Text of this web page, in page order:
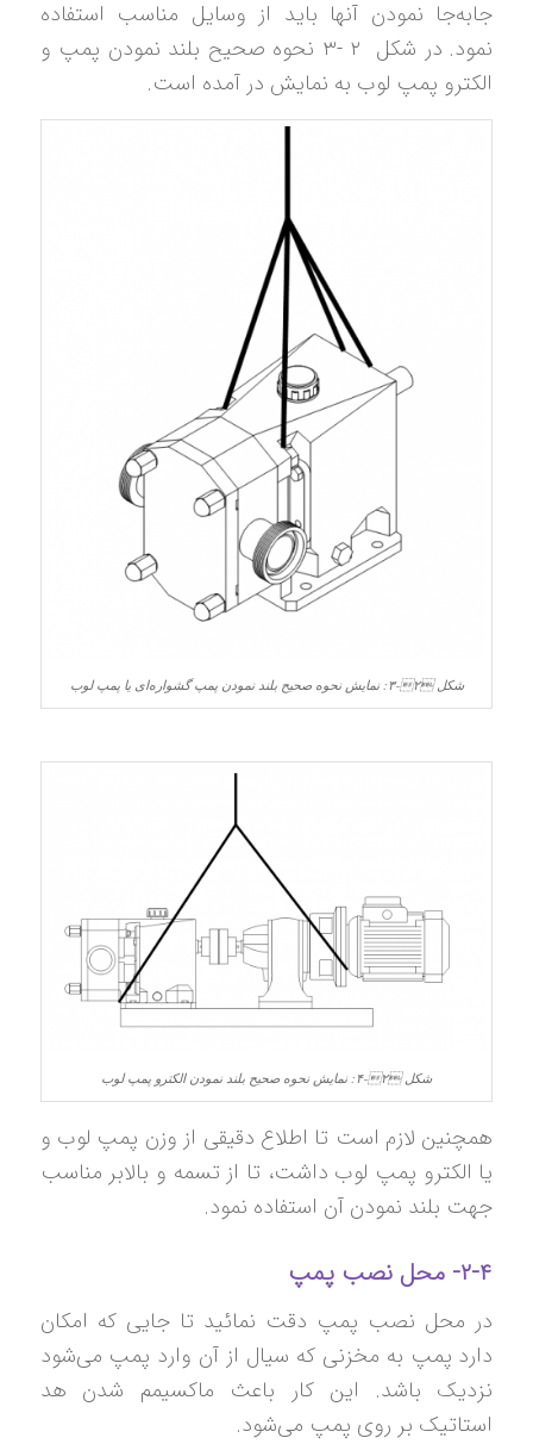
جابه‌جا نمودن آنها باید از وسایل مناسب استفاده
نمود. در شکل ‏۲ -۳ نحوه صحیح بلند نمودن پمپ و
الکترو پمپ لوب به نمایش در آمده است.
شکل ‏۲‑۳: نمایش نحوه صحیح بلند نمودن پمپ گشواره‌ای یا پمپ لوب
شکل ‏۲‑۴: نمایش نحوه صحیح بلند نمودن الکترو پمپ لوب
همچنین لازم است تا اطلاع دقیقی از وزن پمپ لوب و
یا الکترو پمپ لوب داشت، تا از تسمه و بالابر مناسب
جهت بلند نمودن آن استفاده نمود.
۲-۴- محل نصب پمپ
در محل نصب پمپ دقت نمائید تا جایی که امکان
دارد پمپ به مخزنی که سیال از آن وارد پمپ می‌شود
نزدیک باشد. این کار باعث ماکسیمم شدن هد
استاتیک بر روی پمپ می‌شود.